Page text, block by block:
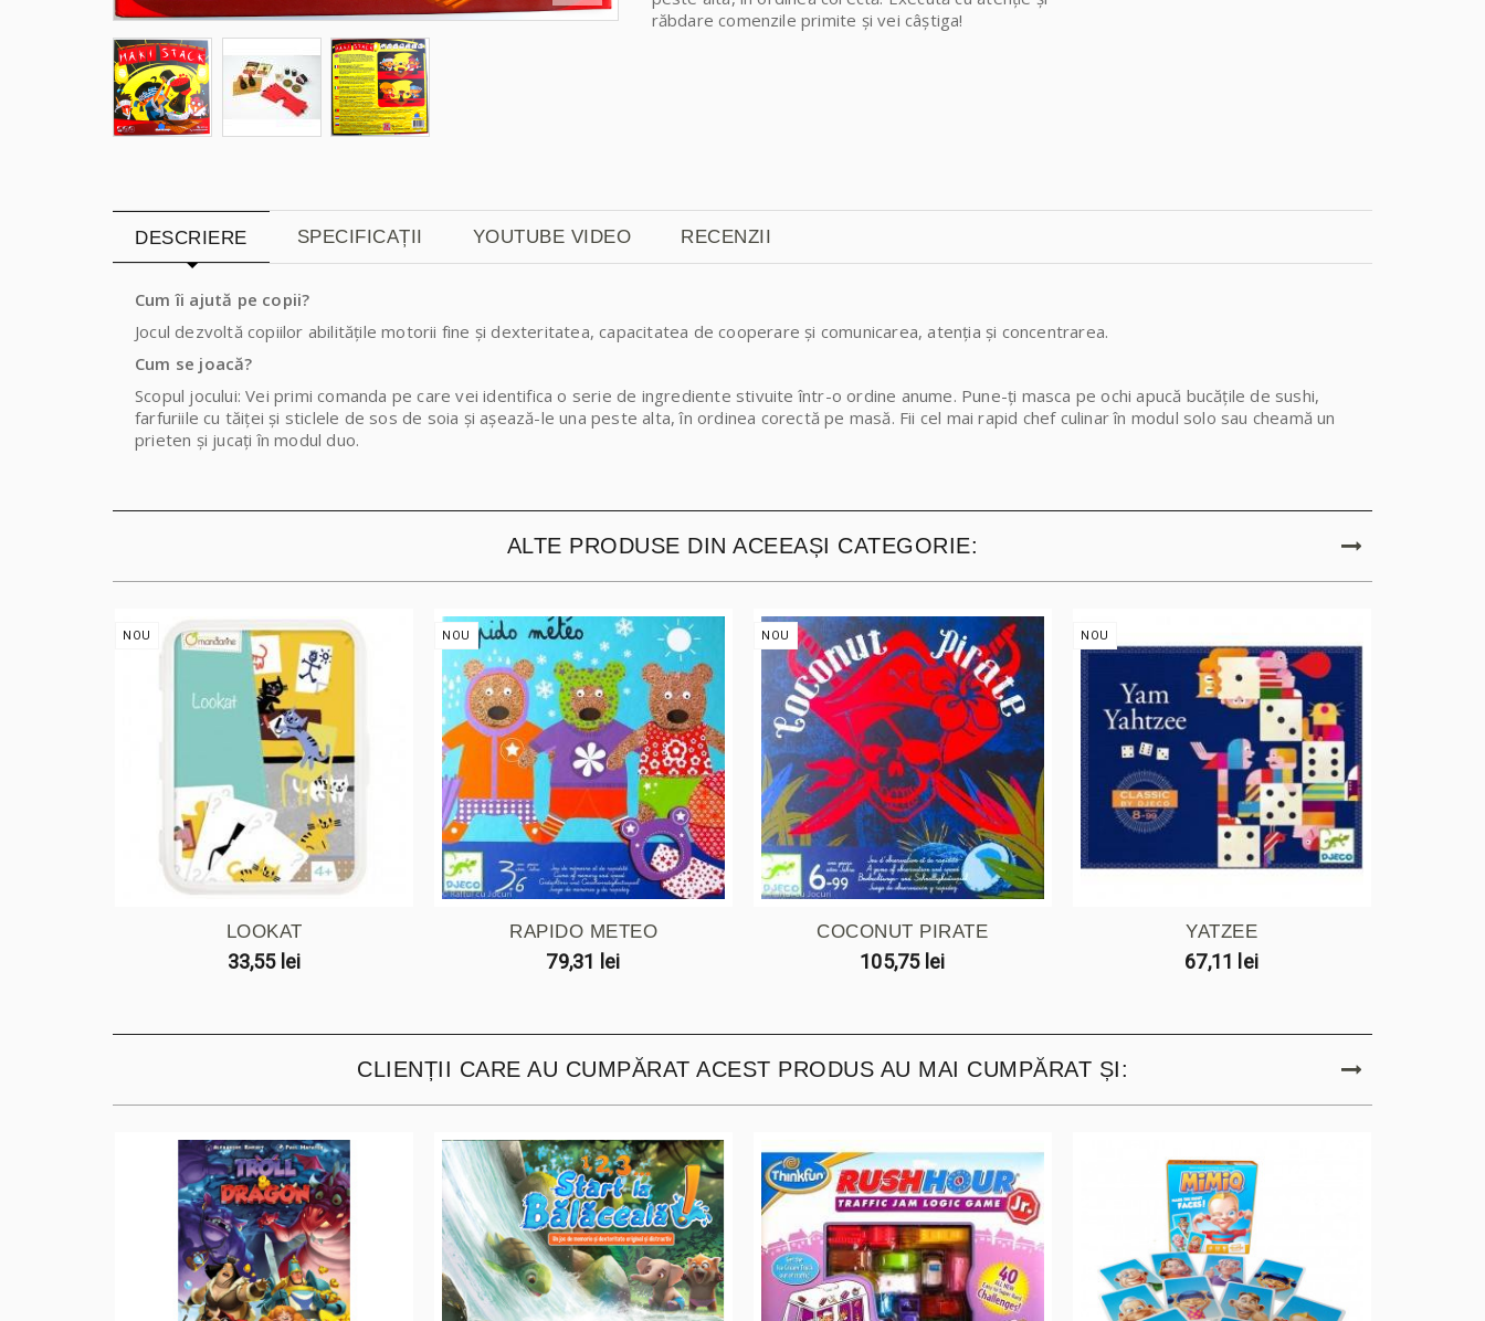
răbdare comenzile primite și vei câștiga!
DESCRIERE SPECIFICAȚII YOUTUBE VIDEO RECENZII
Cum îi ajută pe copii?
Jocul dezvoltă copiilor abilitățile motorii fine și dexteritatea, capacitatea de cooperare și comunicarea, atenția și concentrarea.
Cum se joacă?
Scopul jocului: Vei primi comanda pe care vei identifica o serie de ingrediente stivuite într-o ordine anume. Pune-ți masca pe ochi apucă bucățile de sushi,
farfuriile cu tăiței și sticlele de sos de soia și așează-le una peste alta, în ordinea corectă pe masă. Fii cel mai rapid chef culinar în modul solo sau cheamă un
prieten și jucați în modul duo.
ALTE PRODUSE DIN ACEEAȘI CATEGORIE:
NOU
LOOKAT
33,55 lei
NOU
RAPIDO METEO
79,31 lei
NOU
COCONUT PIRATE
105,75 lei
NOU
YATZEE
67,11 lei
CLIENȚII CARE AU CUMPĂRAT ACEST PRODUS AU MAI CUMPĂRAT ȘI: